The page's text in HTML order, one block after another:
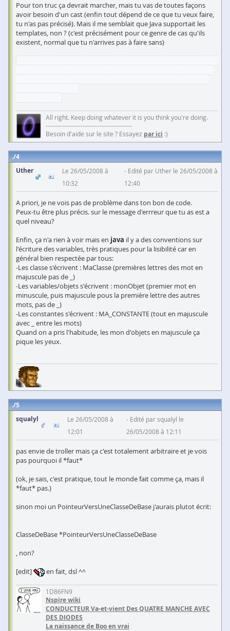
Pour ton truc ça devrait marcher, mais tu vas de toutes façons
avoir besoin d'un cast (enfin tout dépend de ce que tu veux faire,
tu n'as pas précisé). Mais il me semblait que Java supportait les
templates, non ? (c'est précisément pour ce genre de cas qu'ils
existent, normal que tu n'arrives pas à faire sans)
All right. Keep doing whatever it is you think you're doing.
------------------------------------------
Besoin d'aide sur le site ? Essayez par ici :)
4
Uther
Le 26/05/2008 à
10:32
Edité par Uther le 26/05/2008 à
12:40
A priori, je ne vois pas de problème dans ton bon de code.
Peux-tu être plus précis. sur le message d'errreur que tu as est a
quel niveau?
Enfin, ça n'a rien à voir mais en java il y a des conventions sur
l'écriture des variables, très pratiques pour la lisibilité car en
général bien respectée par tous:
-Les classe s'écrivent : MaClasse (premières lettres des mot en
majuscule pas de _)
-Les variables/objets s'écrivent : monObjet (premier mot en
minuscule, puis majuscule pous la première lettre des autres
mots, pas de _)
-Les constantes s'écrivent : MA_CONSTANTE (tout en majuscule
avec _ entre les mots)
Quand on a pris l'habitude, les mon d'objets en majuscule ça
pique les yeux.
5
squalyl
Le 26/05/2008 à
12:01
Edité par squalyl le
26/05/2008 à 12:11
pas envie de troller mais ça c'est totalement arbitraire et je vois
pas pourquoi il *faut*
(ok, je sais, c'est pratique, tout le monde fait comme ça, mais il
*faut* pas.)
sinon moi un PointeurVersUneClasseDeBase j'aurais plutot écrit:
ClasseDeBase *PointeurVersUneClasseDeBase
, non?
[edit]
en fait, dsl ^^
1D86FN9
Nspire wiki
CONDUCTEUR Va-et-vient Des QUATRE MANCHE AVEC
DES DIODES
La naissance de Boo en vrai